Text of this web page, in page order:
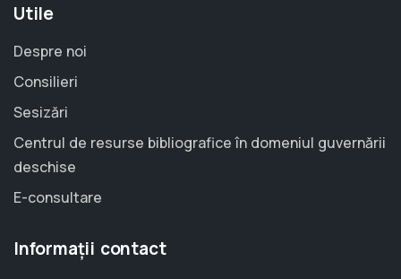
Utile
Despre noi
Consilieri
Sesizări
Centrul de resurse bibliografice în domeniul guvernării
deschise
E-consultare
Informații contact